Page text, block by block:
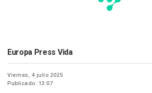
Europa Press Vida
Viernes, 4 julio 2025
Publicado: 13:07